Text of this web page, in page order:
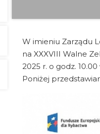
W imieniu Zarządu
na XXXVIII Walne
2025 r. o godz.
Poniżej